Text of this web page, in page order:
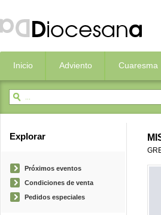
Inicio Adviento Cuaresma
Explorar
Próximos eventos
Condiciones de venta
Pedidos especiales